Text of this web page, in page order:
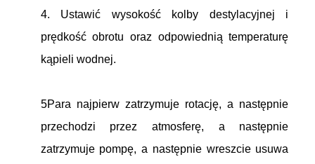
4. Ustawić wysokość kolby destylacyjnej i
prędkość obrotu oraz odpowiednią temperaturę
kąpieli wodnej.
5Para najpierw zatrzymuje rotację, a następnie
przechodzi przez atmosferę, a następnie
zatrzymuje pompę, a następnie wreszcie usuwa